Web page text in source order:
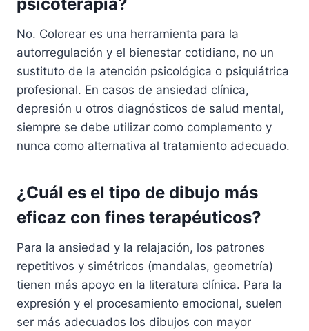
psicoterapia?
No. Colorear es una herramienta para la
autorregulación y el bienestar cotidiano, no un
sustituto de la atención psicológica o psiquiátrica
profesional. En casos de ansiedad clínica,
depresión u otros diagnósticos de salud mental,
siempre se debe utilizar como complemento y
nunca como alternativa al tratamiento adecuado.
¿Cuál es el tipo de dibujo más
eficaz con fines terapéuticos?
Para la ansiedad y la relajación, los patrones
repetitivos y simétricos (mandalas, geometría)
tienen más apoyo en la literatura clínica. Para la
expresión y el procesamiento emocional, suelen
ser más adecuados los dibujos con mayor